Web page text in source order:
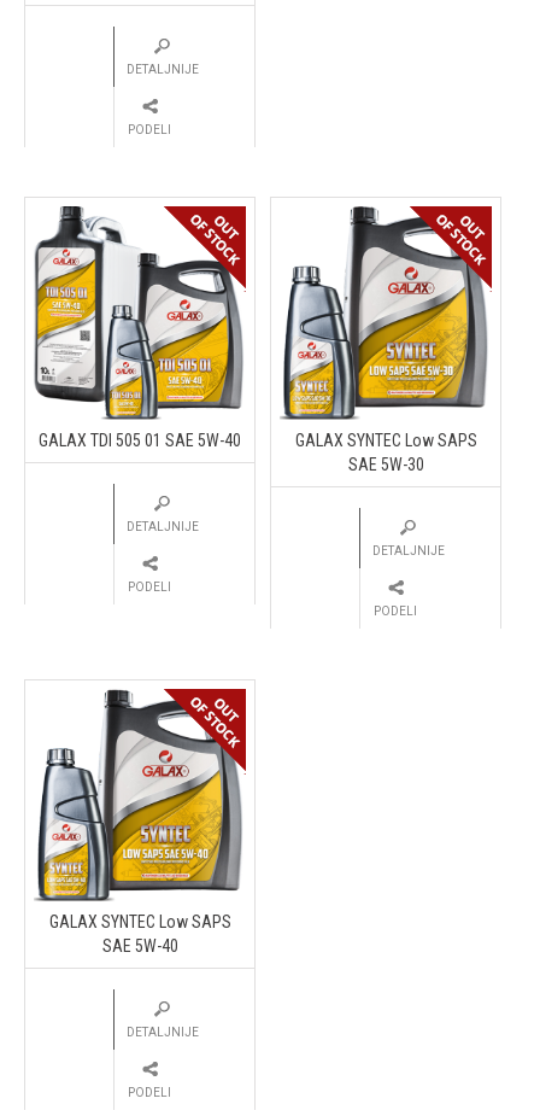
DETALJNIJE
PODELI
GALAX TDI 505 01 SAE 5W-40
DETALJNIJE
PODELI
GALAX SYNTEC Low SAPS
SAE 5W-30
DETALJNIJE
PODELI
GALAX SYNTEC Low SAPS
SAE 5W-40
DETALJNIJE
PODELI